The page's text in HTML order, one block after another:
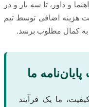
و داور، تا سه بار و در
هزینه اضافی توسط تیم
به کمال مطلوب برسد.
ما
ما یک فرآیند